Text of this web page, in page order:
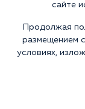
сайте
Продолжая
размещением
условиях,